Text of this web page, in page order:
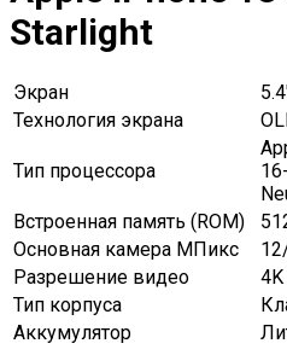
Starlight
Экран
Технология экрана
Тип процессора
Встроенная память (ROM)
Основная камера МПикс
Разрешение видео
Тип корпуса
Аккумулятор